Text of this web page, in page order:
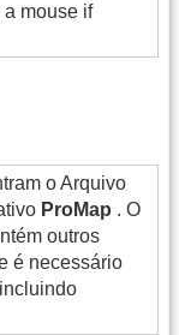
mouse if
o Arquivo
ProMap . O
outros
é necessário